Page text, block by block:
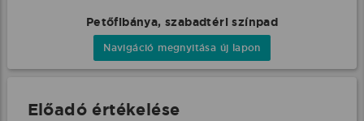
Petőfibánya, szabadtéri színpad
Navigáció megnyitása új lapon
Előadó értékelése